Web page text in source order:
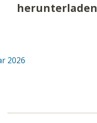
herunterladen
2026